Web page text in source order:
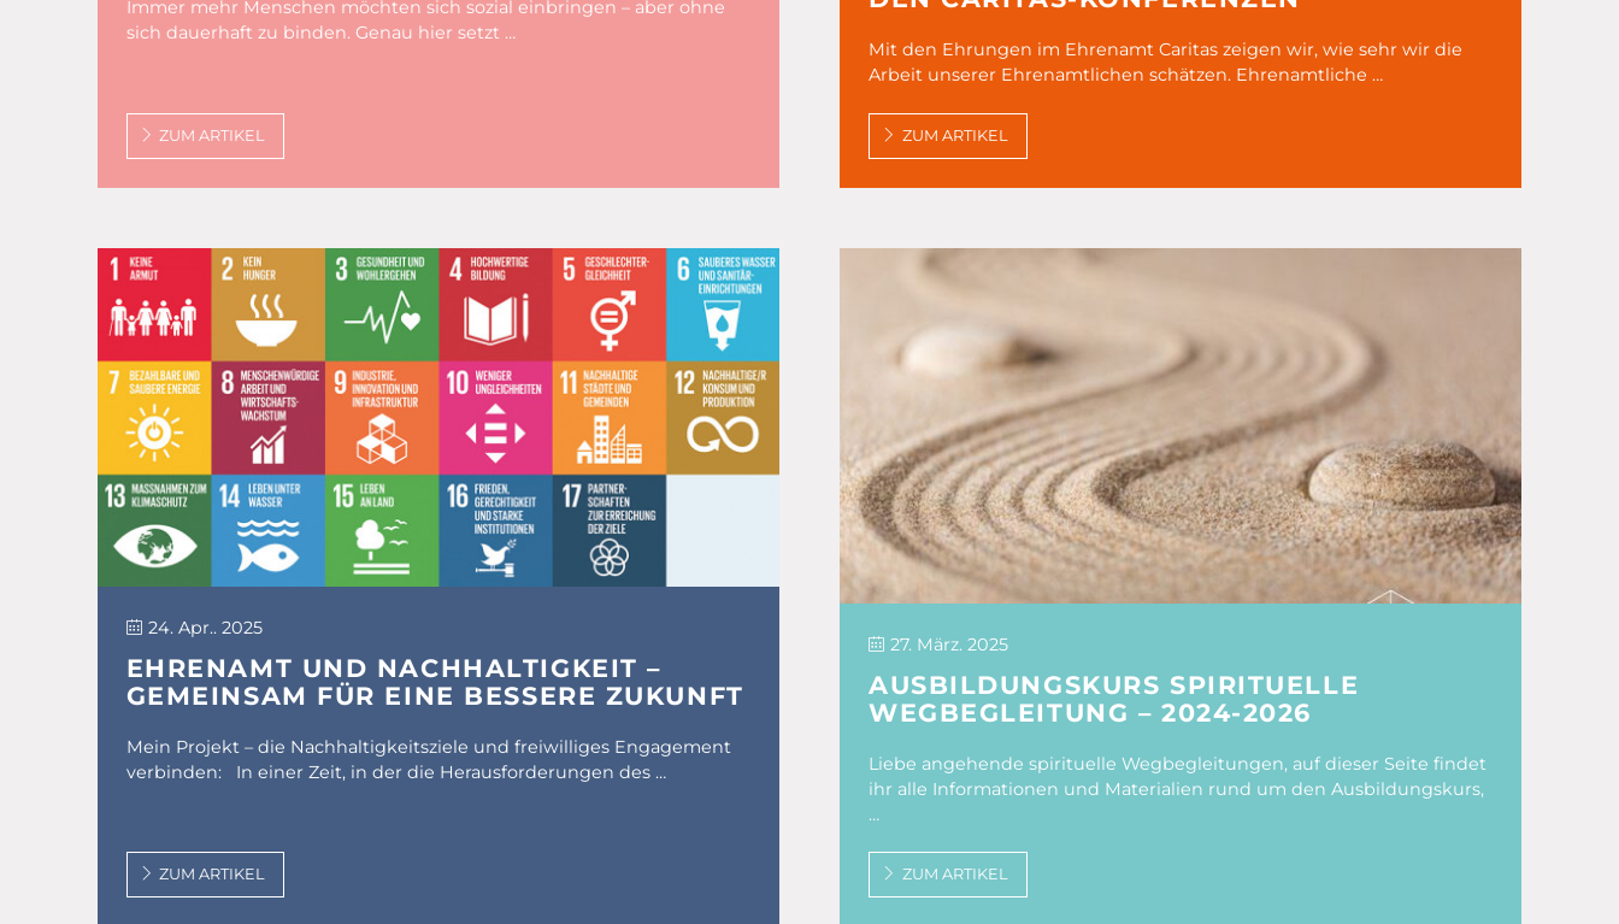
Immer mehr Menschen möchten sich sozial einbringen – aber ohne
sich dauerhaft zu binden. Genau hier setzt …
ZUM ARTIKEL
Mit den Ehrungen im Ehrenamt Caritas zeigen wir, wie sehr wir die
Arbeit unserer Ehrenamtlichen schätzen. Ehrenamtliche …
ZUM ARTIKEL
24. Apr.. 2025
EHRENAMT UND NACHHALTIGKEIT –
GEMEINSAM FÜR EINE BESSERE ZUKUNFT
Mein Projekt – die Nachhaltigkeitsziele und freiwilliges Engagement
verbinden: In einer Zeit, in der die Herausforderungen des …
ZUM ARTIKEL
27. März. 2025
AUSBILDUNGSKURS SPIRITUELLE
WEGBEGLEITUNG – 2024-2026
Liebe angehende spirituelle Wegbegleitungen, auf dieser Seite findet
ihr alle Informationen und Materialien rund um den Ausbildungskurs,
…
ZUM ARTIKEL